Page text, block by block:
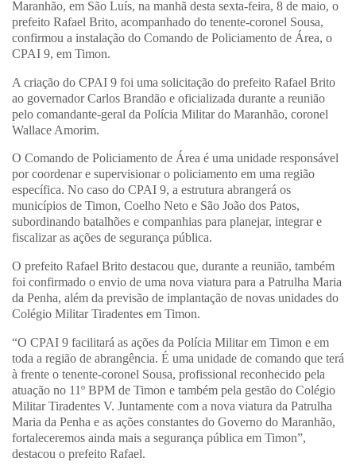
Maranhão, em São Luís, na manhã desta sexta-feira, 8 de maio, o
prefeito Rafael Brito, acompanhado do tenente-coronel Sousa,
confirmou a instalação do Comando de Policiamento de Área, o
CPAI 9, em Timon.
A criação do CPAI 9 foi uma solicitação do prefeito Rafael Brito
ao governador Carlos Brandão e oficializada durante a reunião
pelo comandante-geral da Polícia Militar do Maranhão, coronel
Wallace Amorim.
O Comando de Policiamento de Área é uma unidade responsável
por coordenar e supervisionar o policiamento em uma região
específica. No caso do CPAI 9, a estrutura abrangerá os
municípios de Timon, Coelho Neto e São João dos Patos,
subordinando batalhões e companhias para planejar, integrar e
fiscalizar as ações de segurança pública.
O prefeito Rafael Brito destacou que, durante a reunião, também
foi confirmado o envio de uma nova viatura para a Patrulha Maria
da Penha, além da previsão de implantação de novas unidades do
Colégio Militar Tiradentes em Timon.
“O CPAI 9 facilitará as ações da Polícia Militar em Timon e em
toda a região de abrangência. É uma unidade de comando que terá
à frente o tenente-coronel Sousa, profissional reconhecido pela
atuação no 11º BPM de Timon e também pela gestão do Colégio
Militar Tiradentes V. Juntamente com a nova viatura da Patrulha
Maria da Penha e as ações constantes do Governo do Maranhão,
fortaleceremos ainda mais a segurança pública em Timon”,
destacou o prefeito Rafael.